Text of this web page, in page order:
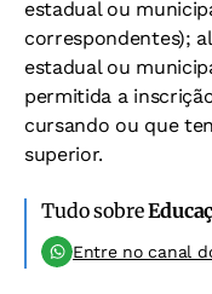
estadual ou
correspondentes);
estadual ou
permitida a
cursando ou que
superior.
Tudo sobre
Entre no canal